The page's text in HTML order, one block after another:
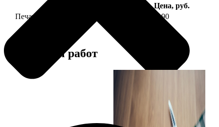
Цена, руб.
Печать фото на тарелке диаметром 20 см
1190
Примеры работ